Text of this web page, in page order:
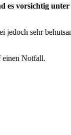
es vorsichtig unter
jedoch sehr
einen Notfall.